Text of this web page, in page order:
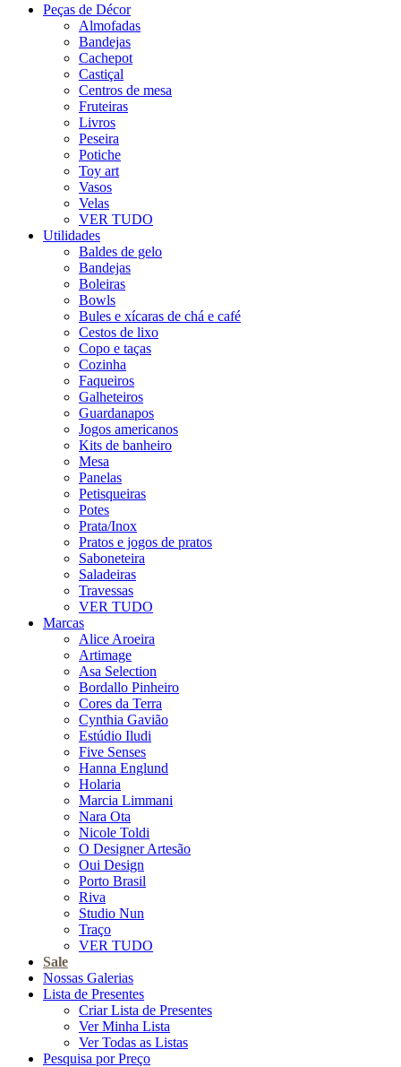
Peças de Décor
Almofadas
Bandejas
Cachepot
Castiçal
Centros de mesa
Fruteiras
Livros
Peseira
Potiche
Toy art
Vasos
Velas
VER TUDO
Utilidades
Baldes de gelo
Bandejas
Boleiras
Bowls
Bules e xícaras de chá e café
Cestos de lixo
Copo e taças
Cozinha
Faqueiros
Galheteiros
Guardanapos
Jogos americanos
Kits de banheiro
Mesa
Panelas
Petisqueiras
Potes
Prata/Inox
Pratos e jogos de pratos
Saboneteira
Saladeiras
Travessas
VER TUDO
Marcas
Alice Aroeira
Artimage
Asa Selection
Bordallo Pinheiro
Cores da Terra
Cynthia Gavião
Estúdio Iludi
Five Senses
Hanna Englund
Holaria
Marcia Limmani
Nara Ota
Nicole Toldi
O Designer Artesão
Oui Design
Porto Brasil
Riva
Studio Nun
Traço
VER TUDO
Sale
Nossas Galerias
Lista de Presentes
Criar Lista de Presentes
Ver Minha Lista
Ver Todas as Listas
Pesquisa por Preço